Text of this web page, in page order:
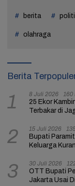
berita
olahraga
Berita
1 8 Juli 2026 160
25 Ekor
Terbakar di
2 15 Juli 2026
Bupati
Keluarga
3 30 Juli 2026
OTT Bupati
Jakarta Usai